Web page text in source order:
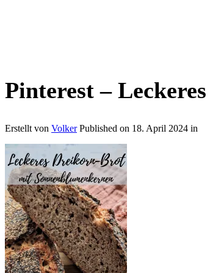
Pinterest –
Erstellt von Volker Published on 18. April 2024 in